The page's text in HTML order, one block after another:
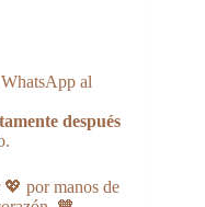
al
después
por manos de